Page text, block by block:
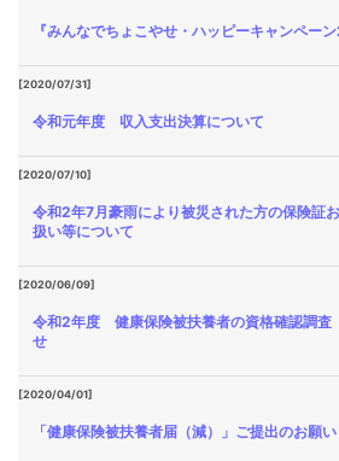
『みんなでちょこやせ・ハッピーキャンペー
[2020/07/31]
令和元年度 収入支出決算について
[2020/07/10]
令和2年7月豪雨により被災された方の保険証
扱い等について
[2020/06/09]
令和2年度 健康保険被扶養者の資格確認調査
せ
[2020/04/01]
「健康保険被扶養者届（減）」ご提出のお願い